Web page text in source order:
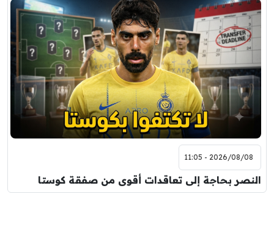
2026/08/08 - 11:05
النصر بحاجة إلى تعاقدات أقوى من صفقة كوستا